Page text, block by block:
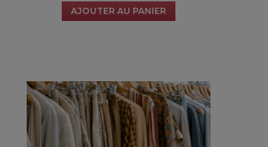
AJOUTER AU PANIER